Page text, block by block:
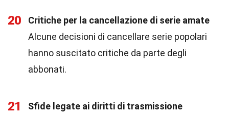
20
Critiche per la cancellazione di serie amate
Alcune decisioni di cancellare serie popolari
hanno suscitato critiche da parte degli
abbonati.
21
Sfide legate ai diritti di trasmissione